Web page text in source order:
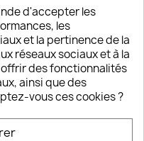
94% de nos clients
7J de 10h à 18H
d'accepter les
les
et la pertinence de la
réseaux sociaux et à la
des fonctionnalités
ainsi que des
vous ces cookies ?